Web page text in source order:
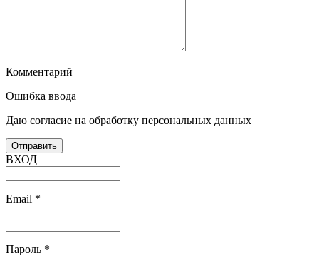
Комментарий
Ошибка ввода
Даю согласие на обработку персональных данных
ВХОД
Email *
Пароль *